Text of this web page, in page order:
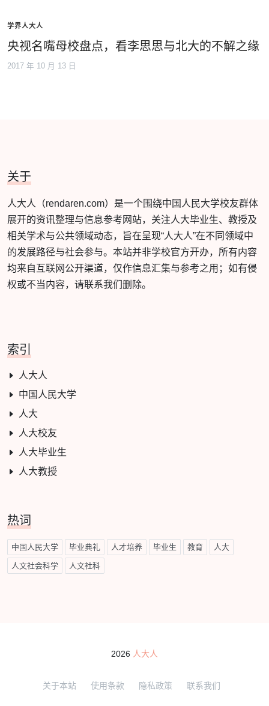
学界人大人
央视名嘴母校盘点，看李思思与北大的不解之缘
2017 年 10 月 13 日
关于
人大人（rendaren.com）是一个围绕中国人民大学校友群体
展开的资讯整理与信息参考网站，关注人大毕业生、教授及
相关学术与公共领域动态，旨在呈现“人大人”在不同领域中
的发展路径与社会参与。本站并非学校官方开办，所有内容
均来自互联网公开渠道，仅作信息汇集与参考之用；如有侵
权或不当内容，请联系我们删除。
索引
人大人
中国人民大学
人大
人大校友
人大毕业生
人大教授
热词
中国人民大学 毕业典礼 人才培养 毕业生 教育 人大
人文社会科学 人文社科
2026 人大人
关于本站 使用条款 隐私政策 联系我们